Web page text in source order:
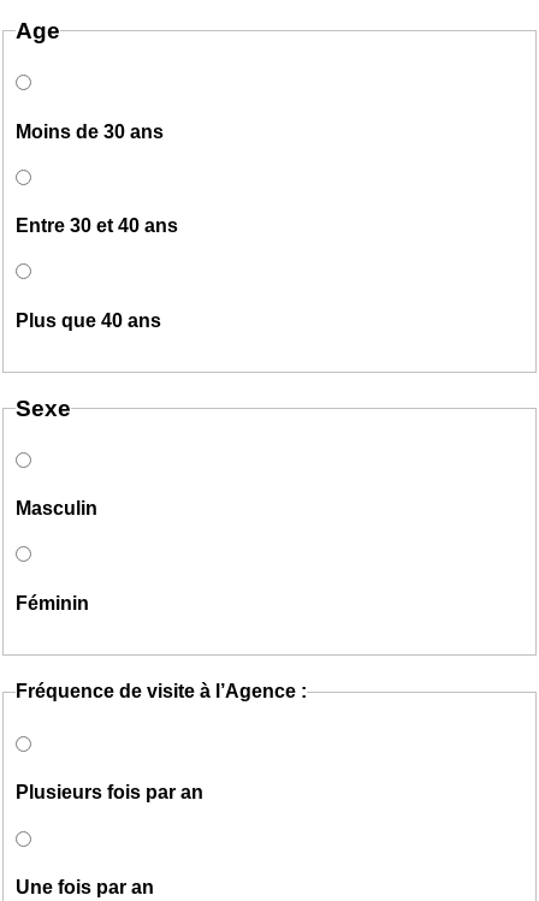
Age
Moins de 30 ans
Entre 30 et 40 ans
Plus que 40 ans
Sexe
Masculin
Féminin
Fréquence de visite à l’Agence :
Plusieurs fois par an
Une fois par an